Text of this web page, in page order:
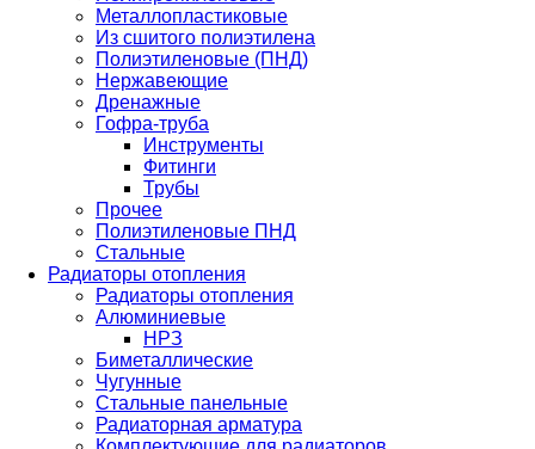
Металлопластиковые
Из сшитого полиэтилена
Полиэтиленовые (ПНД)
Нержавеющие
Дренажные
Гофра-труба
Инструменты
Фитинги
Трубы
Прочее
Полиэтиленовые ПНД
Стальные
Радиаторы отопления
Радиаторы отопления
Алюминиевые
НРЗ
Биметаллические
Чугунные
Стальные панельные
Радиаторная арматура